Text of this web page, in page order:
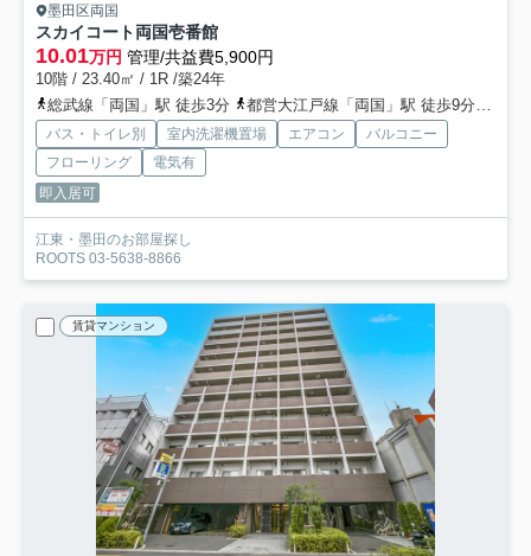
墨田区両国
スカイコート両国壱番館
10.01万円 管理/共益費5,900円
10階 / 23.40㎡ / 1R /築24年
総武線「両国」駅 徒歩3分
都営大江戸線「両国」駅 徒歩9分
バス・トイレ別 室内洗濯機置場 エアコン
バルコニー
フローリング
電気有
即入居可
江東・墨田のお部屋探し
ROOTS 03-5638-8866
賃貸マンション